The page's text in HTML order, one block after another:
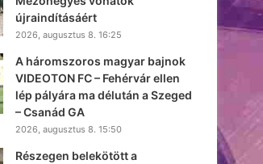
újraindításáért
2026, augusztus 8. 16:25
A háromszoros magyar bajnok
VIDEOTON FC – Fehérvár ellen
lép pályára ma délután a Szeged
– Csanád GA
2026, augusztus 8. 15:50
Részegen belekötött a